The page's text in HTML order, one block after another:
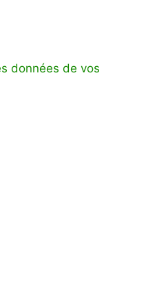
données de vos